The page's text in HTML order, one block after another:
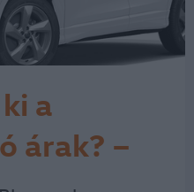
a
árak? –